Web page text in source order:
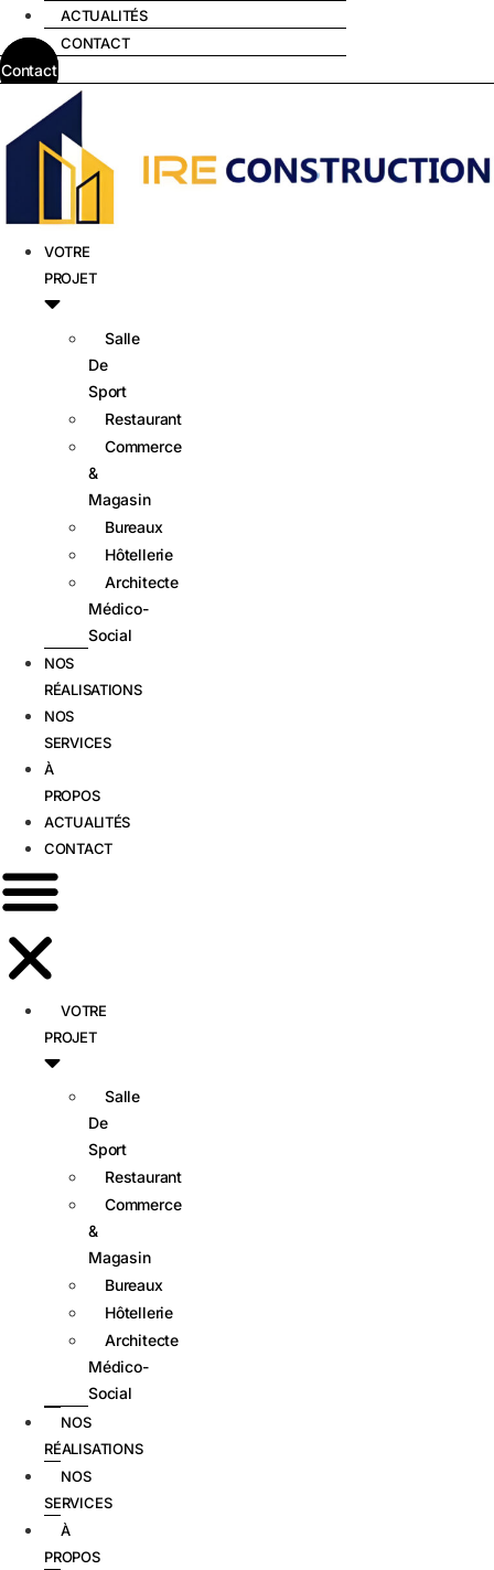
ACTUALITÉS
CONTACT
Contact
VOTRE
PROJET
Salle
De
Sport
Restaurant
Commerce
&
Magasin
Bureaux
Hôtellerie
Architecte
Médico-
Social
NOS
RÉALISATIONS
NOS
SERVICES
À
PROPOS
ACTUALITÉS
CONTACT
VOTRE
PROJET
Salle
De
Sport
Restaurant
Commerce
&
Magasin
Bureaux
Hôtellerie
Architecte
Médico-
Social
NOS
RÉALISATIONS
NOS
SERVICES
À
PROPOS